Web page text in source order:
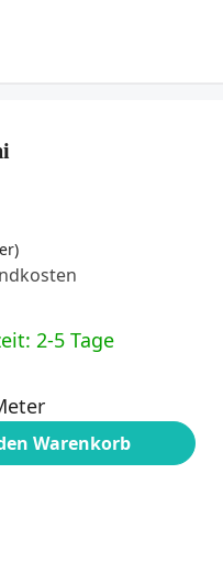
2-5 Tage
gewünschten
Warenkorb